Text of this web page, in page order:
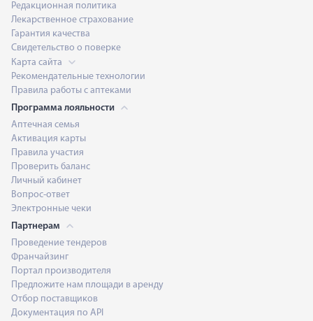
Редакционная политика
Лекарственное страхование
Гарантия качества
Свидетельство о поверке
Карта сайта
Рекомендательные технологии
Правила работы с аптеками
Программа лояльности
Аптечная семья
Активация карты
Правила участия
Проверить баланс
Личный кабинет
Вопрос-ответ
Электронные чеки
Партнерам
Проведение тендеров
Франчайзинг
Портал производителя
Предложите нам площади в аренду
Отбор поставщиков
Документация по API